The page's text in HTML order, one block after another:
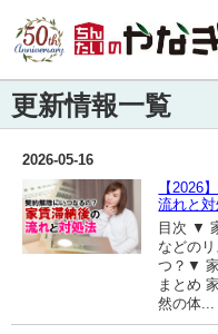
更新情報一覧
2026-05-16
【2026
流れと
目次 ▼
などの
つ？▼
まとめ
然の体...